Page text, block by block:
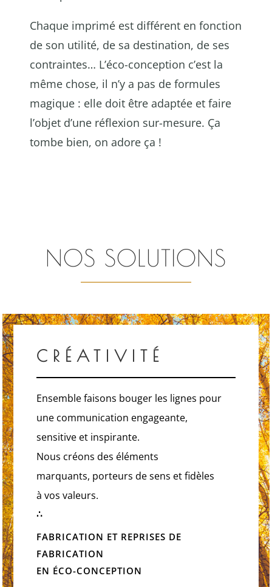
Chaque imprimé est différent en fonction
de son utilité, de sa destination, de ses
contraintes… L’éco-conception c’est la
même chose, il n’y a pas de formules
magique : elle doit être adaptée et faire
l’objet d’une réflexion sur-mesure. Ça
tombe bien, on adore ça !
NOS SOLUTIONS
CRÉATIVITÉ
Ensemble faisons bouger les lignes pour
une communication engageante,
sensitive et inspirante.
Nous créons des éléments
marquants, porteurs de sens et fidèles
à vos valeurs.
∴
FABRICATION ET REPRISES DE
FABRICATION
EN ÉCO-CONCEPTION